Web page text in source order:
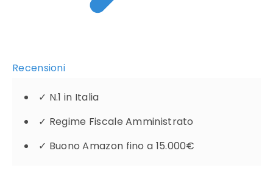
Recensioni
✓ N.1 in Italia
✓ Regime Fiscale Amministrato
✓ Buono Amazon fino a 15.000€